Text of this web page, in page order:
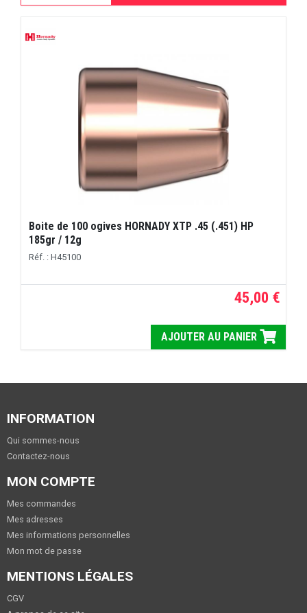
Boite de 100 ogives HORNADY XTP .45 (.451) HP
185gr / 12g
Réf. : H45100
45,00 €
AJOUTER AU PANIER
INFORMATION
Qui sommes-nous
Contactez-nous
MON COMPTE
Mes commandes
Mes adresses
Mes informations personnelles
Mon mot de passe
MENTIONS LÉGALES
CGV